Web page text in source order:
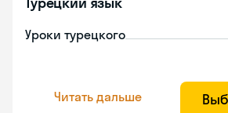
Уроки турецкого
Читать дальше